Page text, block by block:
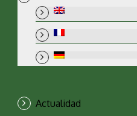
Actualidad